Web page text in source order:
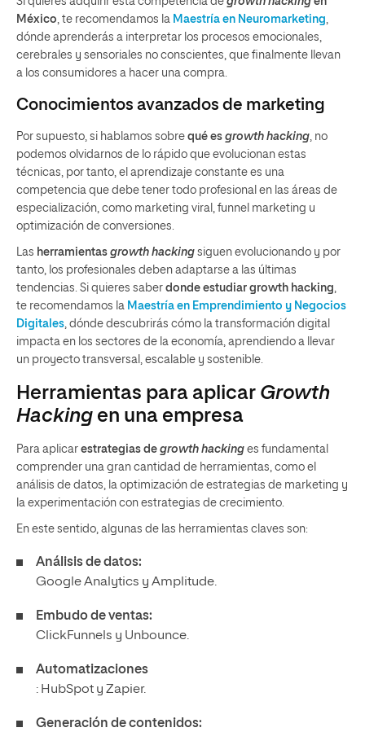
México , te recomendamos la Maestría en Neuromarketing
dónde aprenderás a interpretar los procesos emocionales,
cerebrales y sensoriales no conscientes, que finalmente llevan
a los consumidores a hacer una compra.
Conocimientos avanzados de marketing
Por supuesto, si hablamos sobre qué es growth hacking , no
podemos olvidarnos de lo rápido que evolucionan estas
técnicas, por tanto, el aprendizaje constante es una
competencia que debe tener todo profesional en las áreas de
especialización, como marketing viral, funnel marketing u
optimización de conversiones.
Las herramientas growth hacking siguen evolucionando y por
tanto, los profesionales deben adaptarse a las últimas
tendencias. Si quieres saber donde estudiar growth hacking
te recomendamos la Maestría en Emprendimiento y Negocios
Digitales , dónde descubrirás cómo la transformación digital
impacta en los sectores de la economía, aprendiendo a llevar
un proyecto transversal, escalable y sostenible.
Herramientas para aplicar Growth
Hackingen una empresa
Para aplicar estrategias de growth hacking es fundamental
comprender una gran cantidad de herramientas, como el
análisis de datos, la optimización de estrategias de marketing y
la experimentación con estrategias de crecimiento.
En este sentido, algunas de las herramientas claves son:
Análisis de datos:
Google Analytics y Amplitude.
Embudo de ventas:
ClickFunnels y Unbounce.
Automatizaciones
: HubSpot y Zapier.
Generación de contenidos: